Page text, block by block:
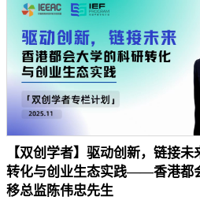
【双创学者】驱动创新，链接
转化与创业生态实践——香港都
移总监陈伟忠先生